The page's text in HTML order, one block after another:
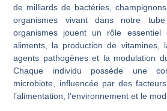
de milliards de bactéries,
organismes vivant dans notre
organismes jouent un rôle
aliments, la production de vitamines,
agents pathogènes et la modulation
Chaque individu possède une
microbiote, influencée par des
l’alimentation, l’environnement et le